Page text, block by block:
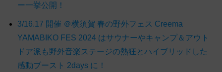
ー一挙公開！
3/16.17 開催 ＠横須賀 春の野外フェス Creema
YAMABIKO FES 2024 はサウナーやキャンプ＆アウト
ドア派も野外音楽ステージの熱狂とハイブリッドした
感動ブースト 2days に！